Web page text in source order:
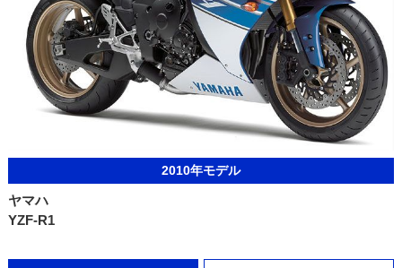
2010年モデル
ヤマハ
YZF-R1